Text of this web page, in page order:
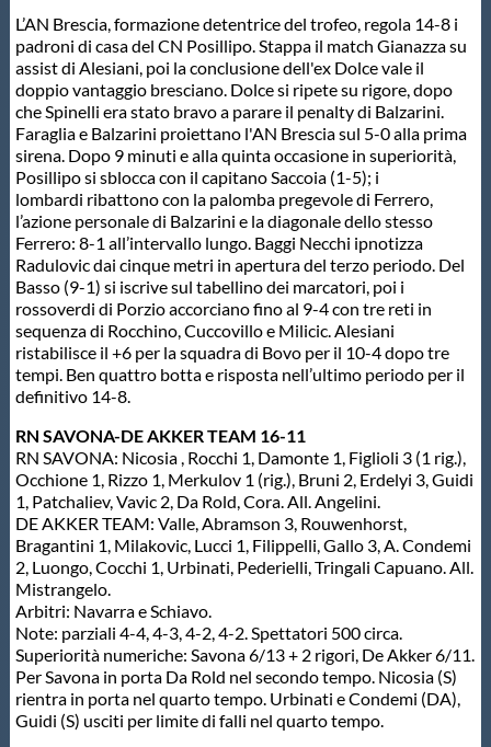
Webmail
Contatti
Mappa del sito
L’AN Brescia, formazione detentrice del trofeo, regola 14-8 i
padroni di casa del CN Posillipo. Stappa il match Gianazza su
assist di Alesiani, poi la conclusione dell'ex Dolce vale il
doppio vantaggio bresciano. Dolce si ripete su rigore, dopo
che Spinelli era stato bravo a parare il penalty di Balzarini.
Faraglia e Balzarini proiettano l'AN Brescia sul 5-0 alla prima
sirena. Dopo 9 minuti e alla quinta occasione in superiorità,
Posillipo si sblocca con il capitano Saccoia (1-5); i
lombardi ribattono con la palomba pregevole di Ferrero,
l’azione personale di Balzarini e la diagonale dello stesso
Ferrero: 8-1 all’intervallo lungo. Baggi Necchi ipnotizza
Radulovic dai cinque metri in apertura del terzo periodo. Del
Basso (9-1) si iscrive sul tabellino dei marcatori, poi i
rossoverdi di Porzio accorciano fino al 9-4 con tre reti in
sequenza di Rocchino, Cuccovillo e Milicic. Alesiani
ristabilisce il +6 per la squadra di Bovo per il 10-4 dopo tre
tempi. Ben quattro botta e risposta nell’ultimo periodo per il
definitivo 14-8.
RN SAVONA-DE AKKER TEAM 16-11
RN SAVONA: Nicosia , Rocchi 1, Damonte 1, Figlioli 3 (1 rig.),
Occhione 1, Rizzo 1, Merkulov 1 (rig.), Bruni 2, Erdelyi 3, Guidi
1, Patchaliev, Vavic 2, Da Rold, Cora. All. Angelini.
DE AKKER TEAM: Valle, Abramson 3, Rouwenhorst,
Bragantini 1, Milakovic, Lucci 1, Filippelli, Gallo 3, A. Condemi
2, Luongo, Cocchi 1, Urbinati, Pederielli, Tringali Capuano. All.
Mistrangelo.
Arbitri: Navarra e Schiavo.
Note: parziali 4-4, 4-3, 4-2, 4-2. Spettatori 500 circa.
Superiorità numeriche: Savona 6/13 + 2 rigori, De Akker 6/11.
Per Savona in porta Da Rold nel secondo tempo. Nicosia (S)
rientra in porta nel quarto tempo. Urbinati e Condemi (DA),
Guidi (S) usciti per limite di falli nel quarto tempo.